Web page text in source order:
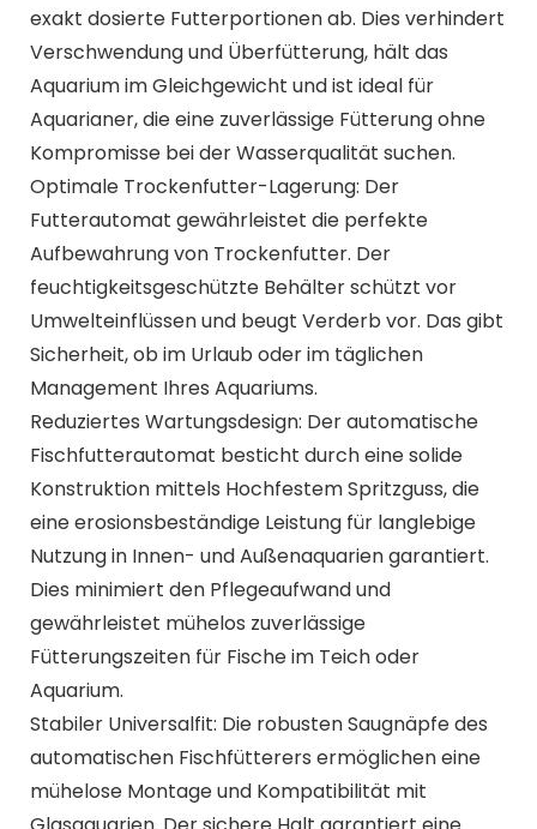
Aquarianer, die eine zuverlässige Fütterung ohne
Kompromisse bei der Wasserqualität suchen.
Optimale Trockenfutter-Lagerung: Der
Futterautomat gewährleistet die perfekte
Aufbewahrung von Trockenfutter. Der
feuchtigkeitsgeschützte Behälter schützt vor
Umwelteinflüssen und beugt Verderb vor. Das gibt
Sicherheit, ob im Urlaub oder im täglichen
Management Ihres Aquariums.
Reduziertes Wartungsdesign: Der automatische
Fischfutterautomat besticht durch eine solide
Konstruktion mittels Hochfestem Spritzguss, die
eine erosionsbeständige Leistung für langlebige
Nutzung in Innen- und Außenaquarien garantiert.
Dies minimiert den Pflegeaufwand und
gewährleistet mühelos zuverlässige
Fütterungszeiten für Fische im Teich oder
Aquarium.
Stabiler Universalfit: Die robusten Saugnäpfe des
automatischen Fischfütterers ermöglichen eine
mühelose Montage und Kompatibilität mit
Glasaquarien. Der sichere Halt garantiert eine
konsistente Leistung in jeder Aquariumumgebung
und vereinfacht die Fütterungsroutine für